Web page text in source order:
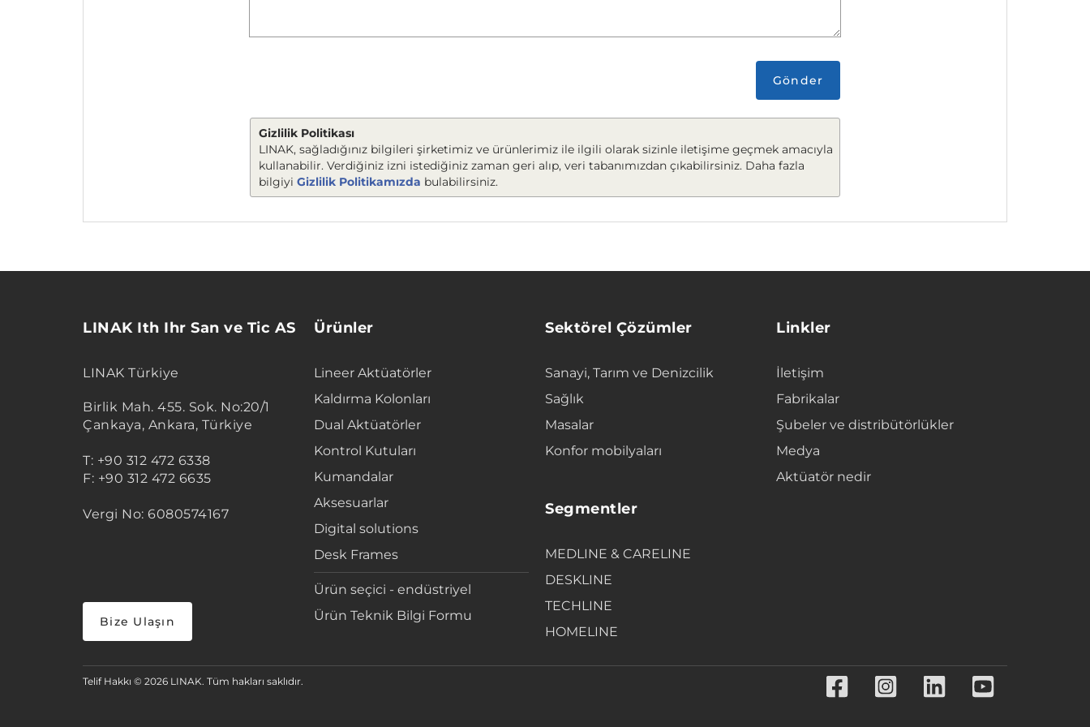
Gönder
Gizlilik Politikası
LINAK, sağladığınız bilgileri şirketimiz ve ürünlerimiz ile ilgili olarak sizinle iletişime geçmek amacıyla
kullanabilir. Verdiğiniz izni istediğiniz zaman geri alıp, veri tabanımızdan çıkabilirsiniz. Daha fazla
bilgiyi Gizlilik Politikamızda bulabilirsiniz.
LINAK Ith Ihr San ve Tic AS
LINAK Türkiye
Birlik Mah. 455. Sok. No:20/1
Çankaya, Ankara, Türkiye
T: +90 312 472 6338
F: +90 312 472 6635
Vergi No: 6080574167
Bize Ulaşın
Ürünler
Lineer Aktüatörler
Kaldırma Kolonları
Dual Aktüatörler
Kontrol Kutuları
Kumandalar
Aksesuarlar
Digital solutions
Desk Frames
Ürün seçici - endüstriyel
Ürün Teknik Bilgi Formu
Sektörel Çözümler
Sanayi, Tarım ve Denizcilik
Sağlık
Masalar
Konfor mobilyaları
Segmentler
MEDLINE & CARELINE
DESKLINE
TECHLINE
HOMELINE
Linkler
İletişim
Fabrikalar
Şubeler ve distribütörlükler
Medya
Aktüatör nedir
Telif Hakkı © 2026 LINAK. Tüm hakları saklıdır.